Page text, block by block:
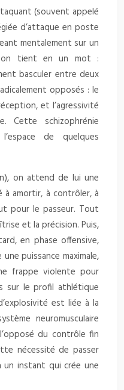
(souvent appelé
d’attaque en poste
mentalement sur un
tient en un mot :
basculer entre deux
opposés : le
et l’agressivité
Cette schizophrénie
de quelques
on attend de lui une
à amortir, à contrôler, à
pour le passeur. Tout
et la précision. Puis,
en phase offensive,
puissance maximale,
frappe violente pour
sur le profil athlétique
est liée à la
neuromusculaire
du contrôle fin
nécessité de passer
instant qui crée une